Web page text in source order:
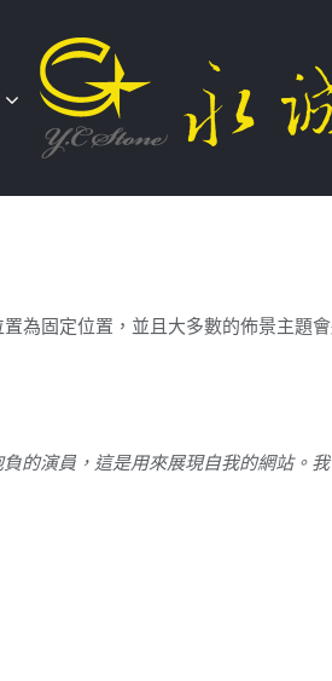
為固定位置，並且大多數的佈景主
的演員，這是用來展現自我的網站。